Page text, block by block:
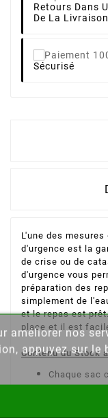
Retours Dans
De La
Sécurisé
L'une des
d'urgence est la
de crise ou de
d'urgence vous
préparation des
simplement de
et le repas est
place et il est
Contenu du Stock
Chaque sac
2 sachets
améliorer nos
appuyez sur le